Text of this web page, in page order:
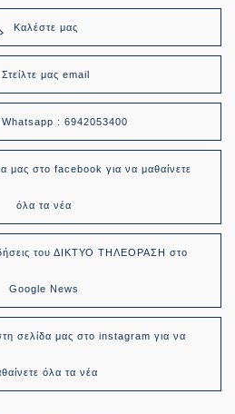
Καλέστε μας
Στείλτε μας email
: 6942053400
μας στο facebook για να μαθαίνετε
όλα τα νέα
του ΔΙΚΤΥΟ ΤΗΛΕΟΡΑΣΗ στο
Google News
σελίδα μας στο instagram για να
όλα τα νέα